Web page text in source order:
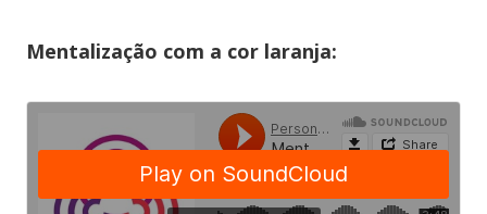
Mentalização com a cor laranja: